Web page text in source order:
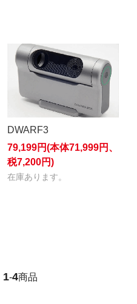
DWARF3
79,199円(本体71,999円、
税7,200円)
在庫あります。
1-4商品